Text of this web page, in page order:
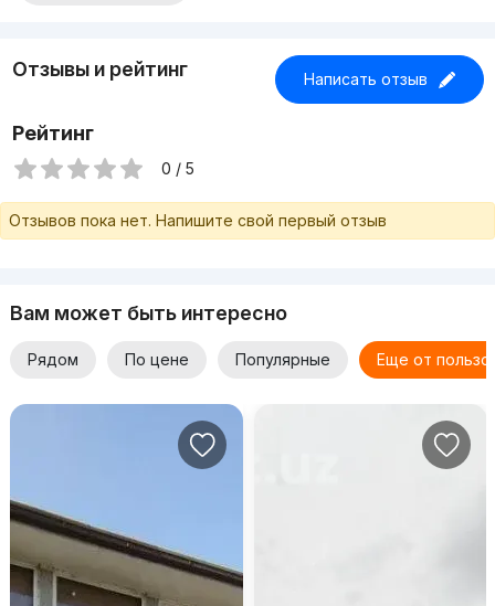
Отзывы и рейтинг Написать отзыв
Рейтинг
0 / 5
Отзывов пока нет. Напишите свой первый отзыв
Вам может быть интересно
Рядом По цене Популярные Еще от